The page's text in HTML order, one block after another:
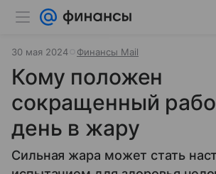
30 мая 2024 Финансы Mail
Кому положен
сокращенный
день в жару
Сильная жара может стать